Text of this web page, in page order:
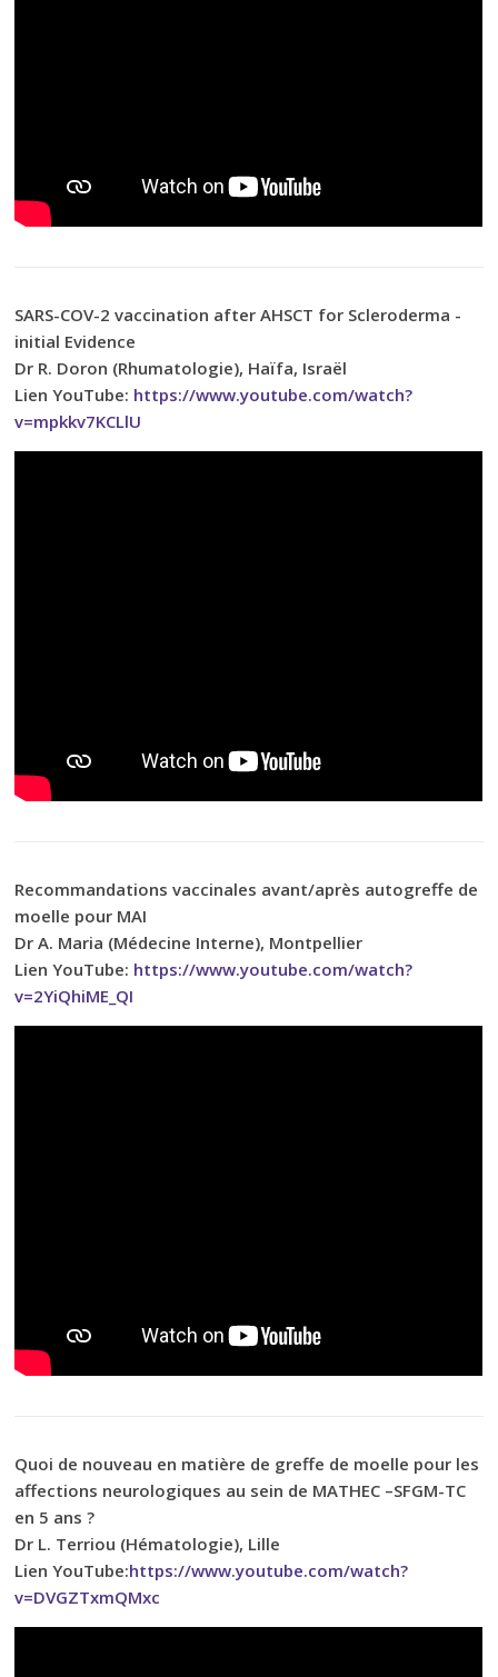
SARS-COV-2 vaccination after AHSCT for Scleroderma -
initial Evidence
Dr R. Doron (Rhumatologie), Haïfa, Israël
Lien YouTube: https://www.youtube.com/watch?
v=mpkkv7KCLlU
Recommandations vaccinales avant/après autogreffe de
moelle pour MAI
Dr A. Maria (Médecine Interne), Montpellier
Lien YouTube: https://www.youtube.com/watch?
v=2YiQhiME_QI
Quoi de nouveau en matière de greffe de moelle pour les
affections neurologiques au sein de MATHEC –SFGM-TC
en 5 ans ?
Dr L. Terriou (Hématologie), Lille
Lien YouTube:https://www.youtube.com/watch?
v=DVGZTxmQMxc